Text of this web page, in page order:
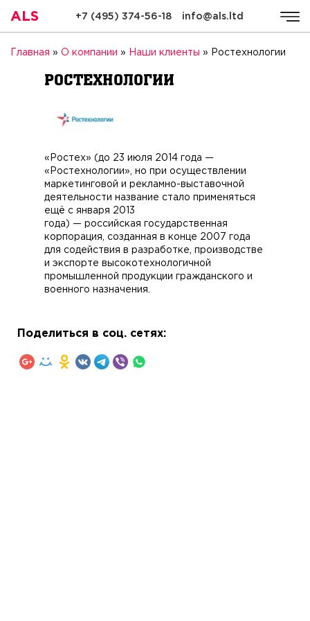
ALS
ALS Компания Услуги Стоимость
+7 (495) 374-56-18 info@als.ltd
Главная » О компании » Наши клиенты » Ростехнологии
Ростехнологии
«Ростех» (до 23 июля 2014 года —
«Ростехнологии», но при осуществлении
маркетинговой и рекламно-выставочной
деятельности название стало применяться
ещё с января 2013
года) — российская государственная
корпорация, созданная в конце 2007 года
для содействия в разработке, производстве
и экспорте высокотехнологичной
промышленной продукции гражданского и
военного назначения.
Поделиться в соц. сетях: